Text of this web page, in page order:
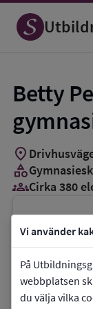
Vi använder
På
webbplatsen
du välja vilka
Betty
location_on
category
groups_3Cirka 380
Vill du
phoneTelefon:
mailE-post: